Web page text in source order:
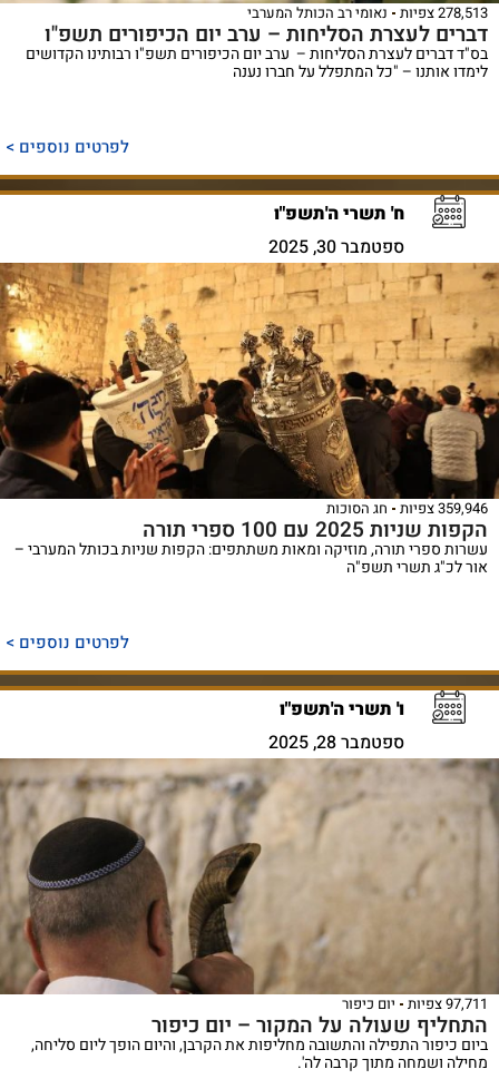
צפיות נאומי רב הכותל המערבי
לעצרת הסליחות – ערב יום הכיפורים תשפ"ו
דברים לעצרת הסליחות – ערב יום הכיפורים תשפ"ו רבותינו הקדושים
אותנו – "כל המתפלל על חברו נענה
לפרטים נוספים >
ח' תשרי ה'תשפ"ו
ספטמבר 30, 2025
צפיות חג הסוכות
שניות 2025 עם 100 ספרי תורה
ספרי תורה, מוזיקה ומאות משתתפים: הקפות שניות בכותל המערבי –
לכ"ג תשרי תשפ"ה
לפרטים נוספים >
ו' תשרי ה'תשפ"ו
ספטמבר 28, 2025
צפיות יום כיפור
שעולה על המקור – יום כיפור
כיפור התפילה והתשובה מחליפות את הקרבן, והיום הופך ליום סליחה,
ושמחה מתוך קרבה לה'.